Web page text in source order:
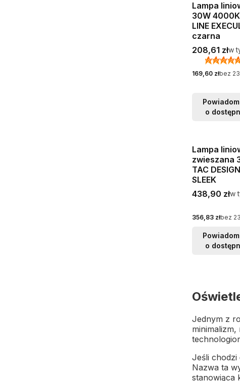
Lampa
30W 4000K
LINE
czarna
Cena brutto
208,61 złw
w
Cena netto
169,60 złbez
o
Lampa
zwieszana
TAC
SLEEK
Cena brutto
438,90 złw
w
Cena netto
356,83 złbez
o
Jednym z
Jeśli chodzi
Nazwa ta
stanowiąca